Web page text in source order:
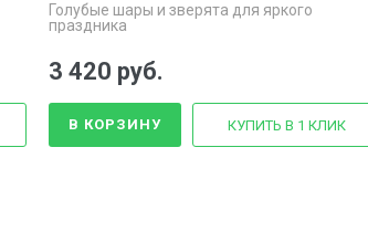
Голубые шары и зверята для яркого
праздника
3 420 руб.
В КОРЗИНУ КУПИТЬ В 1 КЛИК